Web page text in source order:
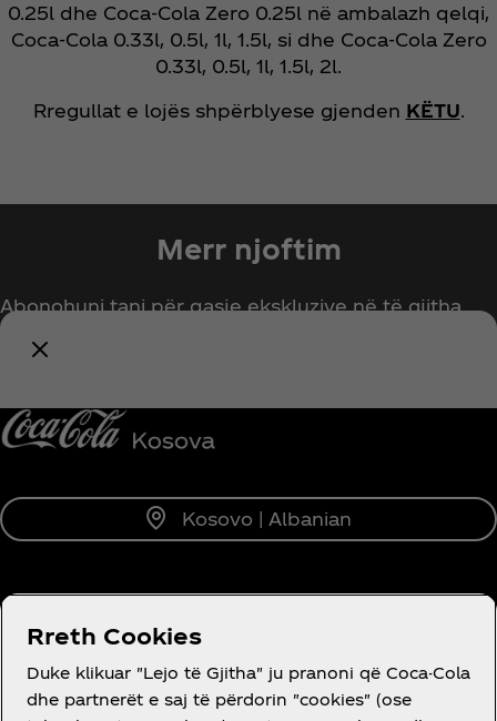
0.25l dhe Coca‑Cola Zero 0.25l në ambalazh qelqi,
Coca‑Cola 0.33l, 0.5l, 1l, 1.5l, si dhe Coca‑Cola Zero
0.33l, 0.5l, 1l, 1.5l, 2l.​
Rregullat e lojës shpërblyese gjenden KËTU
Merr njoftim
Abonohuni tani për qasje ekskluzive në të gjitha
gjërat Coca‑Cola!
Kosovo | Albanian
RRETH NESH
Rreth Cookies
Duke klikuar "Lejo të Gjitha" ju pranoni që Coca-Cola
dhe partnerët e saj të përdorin "cookies" (ose